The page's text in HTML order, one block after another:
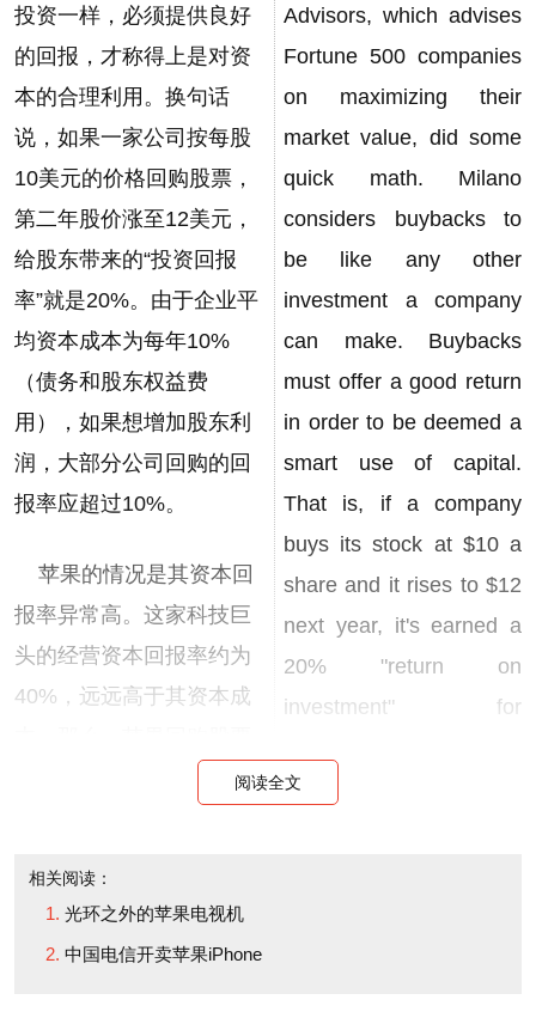
投资一样，必须提供良好
的回报，才称得上是对资
本的合理利用。换句话
说，如果一家公司按每股
10美元的价格回购股票，
第二年股价涨至12美元，
给股东带来的“投资回报
率”就是20%。由于企业平
均资本成本为每年10%
（债务和股东权益费
用），如果想增加股东利
润，大部分公司回购的回
报率应超过10%。
苹果的情况是其资本回
报率异常高。这家科技巨
头的经营资本回报率约为
40%，远远高于其资本成
的最低投资回报率应当是
个合理的数字。
如果这次回购要达到这
Advisors, which advises
Fortune 500 companies
on maximizing their
market value, did some
quick math. Milano
considers buybacks to
be like any other
investment a company
can make. Buybacks
must offer a good return
in order to be deemed a
smart use of capital.
That is, if a company
buys its stock at $10 a
share and it rises to $12
next year, it's earned a
20% "return on
investment" for
the average business's
阅读全文
相关阅读：
光环之外的苹果电视机
中国电信开卖苹果iPhone